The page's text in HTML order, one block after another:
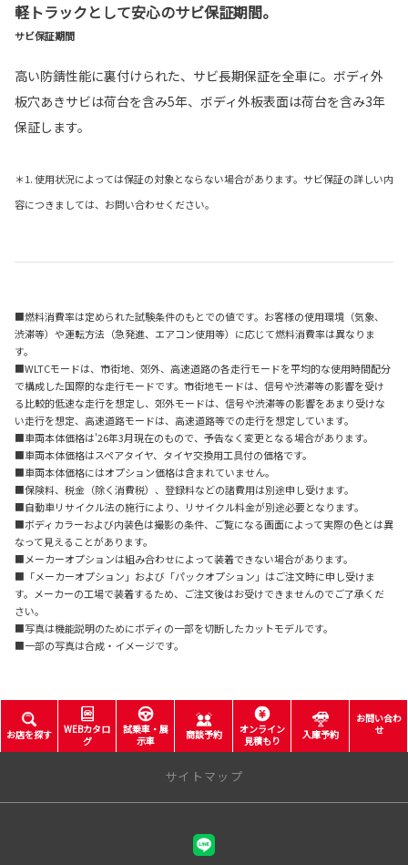
軽トラックとして安心のサビ保証期間。
サビ保証期間
高い防錆性能に裏付けられた、サビ長期保証を全車に。ボディ外
板穴あきサビは荷台を含み5年、ボディ外板表面は荷台を含み3年
保証します。
＊1. 使用状況によっては保証の対象とならない場合があります。サビ保証の詳しい内
容につきましては、お問い合わせください。
■燃料消費率は定められた試験条件のもとでの値です。お客様の使用環境（気象、
渋滞等）や運転方法（急発進、エアコン使用等）に応じて燃料消費率は異なりま
す。
■WLTCモードは、市街地、郊外、高速道路の各走行モードを平均的な使用時間配分
で構成した国際的な走行モードです。市街地モードは、信号や渋滞等の影響を受け
る比較的低速な走行を想定し、郊外モードは、信号や渋滞等の影響をあまり受けな
い走行を想定、高速道路モードは、高速道路等での走行を想定しています。
■車両本体価格は'26年3月現在のもので、予告なく変更となる場合があります。
■車両本体価格はスペアタイヤ、タイヤ交換用工具付の価格です。
■車両本体価格にはオプション価格は含まれていません。
■保険料、税金（除く消費税）、登録料などの諸費用は別途申し受けます。
■自動車リサイクル法の施行により、リサイクル料金が別途必要となります。
■ボディカラーおよび内装色は撮影の条件、ご覧になる画面によって実際の色とは異
なって見えることがあります。
■メーカーオプションは組み合わせによって装着できない場合があります。
■「メーカーオプション」および「パックオプション」はご注文時に申し受けま
す。メーカーの工場で装着するため、ご注文後はお受けできませんのでご了承くだ
さい。
■写真は機能説明のためにボディの一部を切断したカットモデルです。
■一部の写真は合成・イメージです。
お店を探す
WEBカタロ
グ
試乗車・展
示車
商談予約
オンライン
見積もり
入庫予約
お問い合わ
せ
サイトマップ